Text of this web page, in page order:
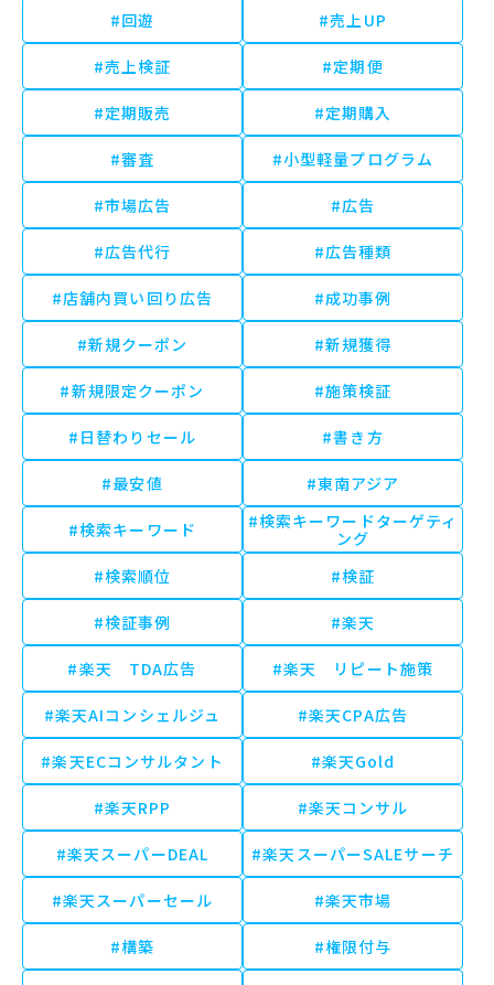
#回遊 #売上UP
#売上検証 #定期便
#定期販売 #定期購入
#審査 #小型軽量プログラム
#市場広告 #広告
#広告代行 #広告種類
#店舗内買い回り広告 #成功事例
#新規クーポン #新規獲得
#新規限定クーポン #施策検証
#日替わりセール #書き方
#最安値 #東南アジア
#検索キーワード
#検索キーワードターゲティ
ング
#検索順位
#検証
#検証事例 #楽天
#楽天 TDA広告 #楽天 リピート施策
#楽天AIコンシェルジュ #楽天CPA広告
#楽天ECコンサルタント #楽天Gold
#楽天RPP #楽天コンサル
#楽天スーパーDEAL #楽天スーパーSALEサーチ
#楽天スーパーセール #楽天市場
#構築 #権限付与